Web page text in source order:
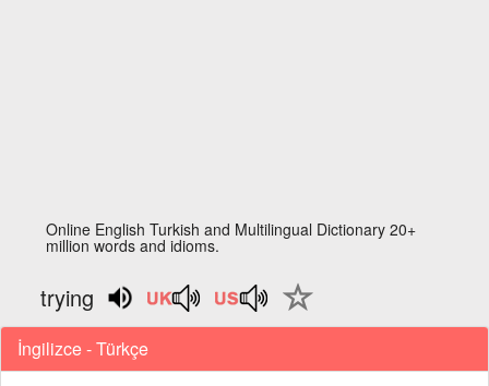
Online English Turkish and Multilingual Dictionary 20+
million words and idioms.
trying
İngilizce - Türkçe